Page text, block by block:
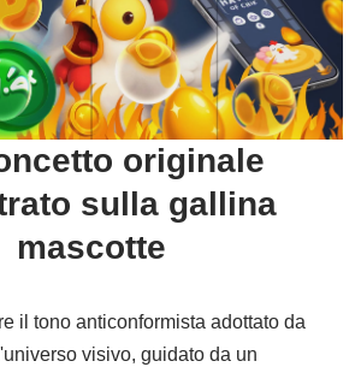
originale
sulla gallina
mascotte
il tono anticonformista adottato da
visivo, guidato da un